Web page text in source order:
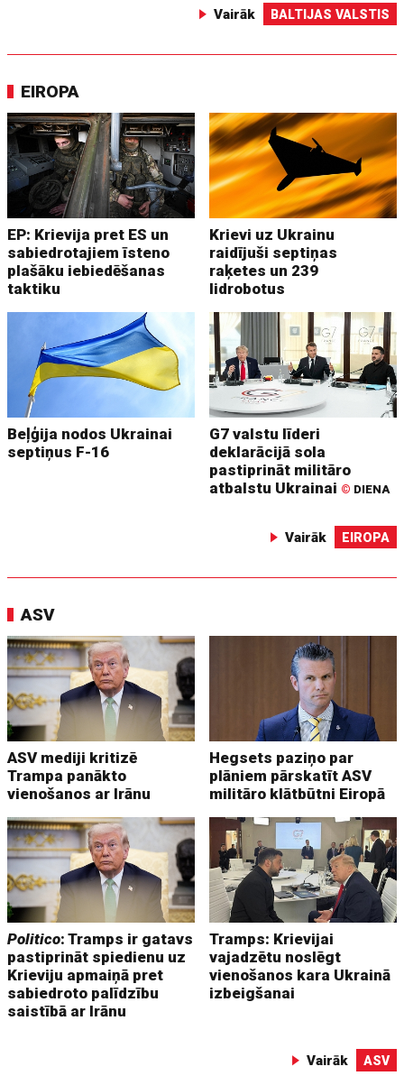
Vairāk BALTIJAS VALSTIS
EIROPA
EP: Krievija pret ES un
sabiedrotajiem īsteno
plašāku iebiedēšanas
taktiku
Krievi uz Ukrainu
raidījuši septiņas
raķetes un 239
lidrobotus
Beļģija nodos Ukrainai
septiņus F-16
G7 valstu līderi
deklarācijā sola
pastiprināt militāro
atbalstu Ukrainai © DIENA
Vairāk EIROPA
ASV
ASV mediji kritizē
Trampa panākto
vienošanos ar Irānu
Hegsets paziņo par
plāniem pārskatīt ASV
militāro klātbūtni Eiropā
Politico: Tramps ir gatavs
pastiprināt spiedienu uz
Krieviju apmaiņā pret
sabiedroto palīdzību
saistībā ar Irānu
Tramps: Krievijai
vajadzētu noslēgt
vienošanos kara Ukrainā
izbeigšanai
Vairāk ASV